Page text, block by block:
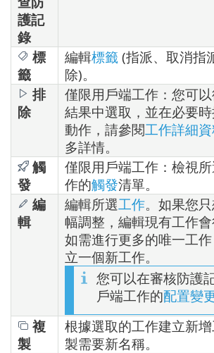
護記
錄
標
籤
編輯標籤 (指派、取消指
除)。
排
除
僅限用戶端工作：您可
結果中選取，並在必要
動作，請參閱工作詳細
多詳情。
觸
發
僅限用戶端工作：檢視
作的觸發清單。
編
輯
編輯所選工作。如果您
幅調整，編輯現有工作會
如需進行更多的唯一工
立一個新工作。
您可以在審核防護
戶端工作的配置變
複
製
根據選取的工作建立新
製需要新名稱。